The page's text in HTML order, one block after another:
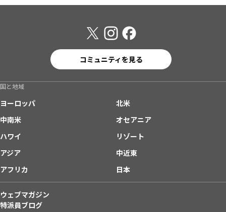
コミュニティを見る
国と地域
ヨーロッパ
北米
中南米
オセアニア
ハワイ
リゾート
アジア
中近東
アフリカ
日本
ウェブマガジン
特派員ブログ